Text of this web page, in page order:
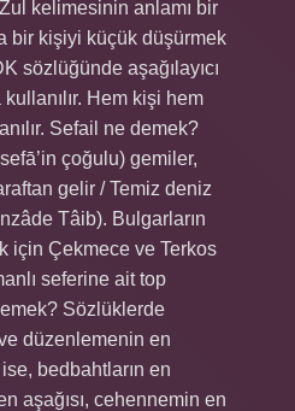
kelimesinin anlamı bir
bir kişiyi küçük düşürmek
sözlüğünde aşağılayıcı
Hem kişi hem
Sefail ne demek?
gelir / Temiz deniz
Tâib). Bulgarların
için Çekmece ve Terkos
seferine ait top
Sözlüklerde
düzenlemenin en
bedbahtların en
aşağısı, cehennemin en